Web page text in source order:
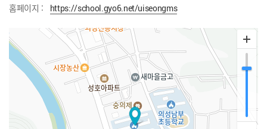
홈페이지 :
https://school.gyo6.net/uiseongms